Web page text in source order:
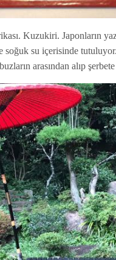
Kuzukiri. Japonların
su içerisinde
arasından alıp